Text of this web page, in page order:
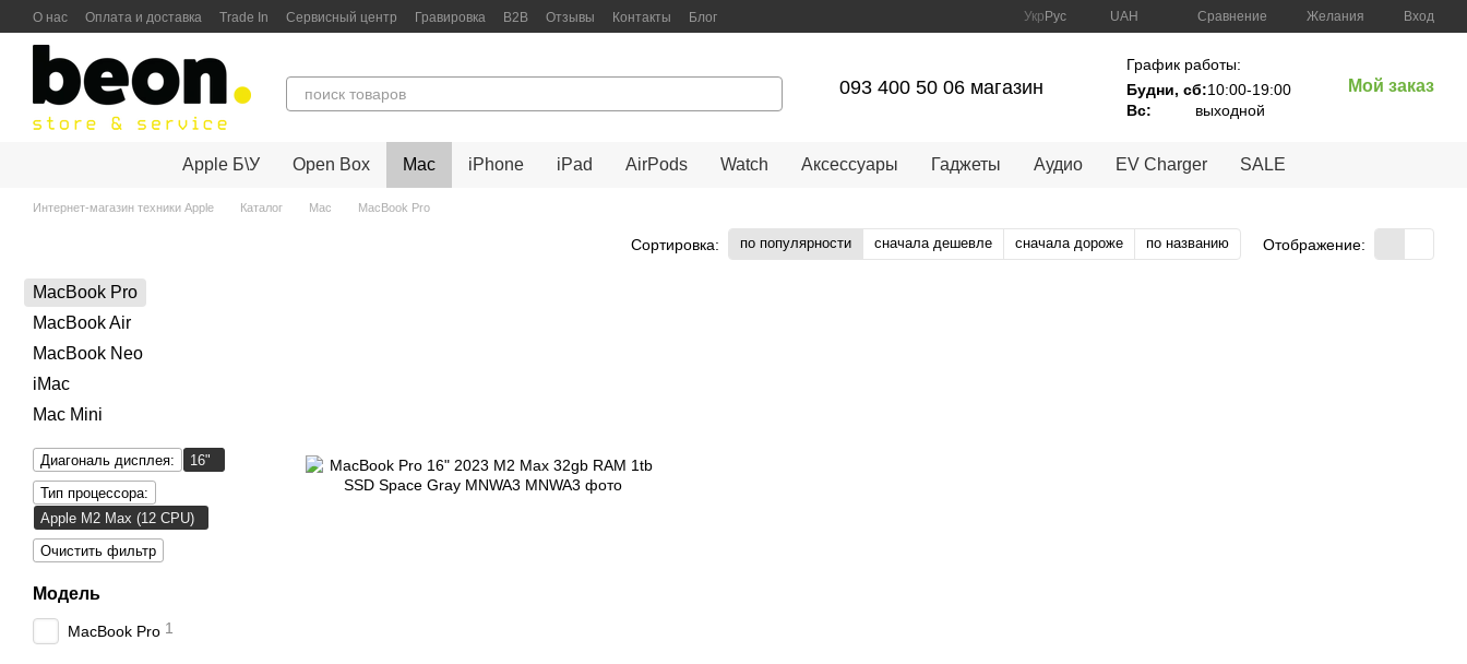
Перейти к основному контенту
О нас Оплата и доставка Trade In Сервисный центр Гравировка B2B Отзывы Контакты
Блог
Укр Рус UAH Сравнение Желания Вход
093 400 50 06 магазин
График работы:
Будни, сб:10:00-19:00
Вc:
выходной
Мой заказ
Apple Б\У Open Box Mac iPhone iPad AirPods Watch Аксессуары Гаджеты Аудио EV Charger SALE
Интернет-магазин техники Apple Каталог Mac MacBook Pro
Сортировка: по популярности сначала дешевле сначала дороже по названию Отображение:
MacBook Pro
MacBook Air
MacBook Neo
iMac
Mac Mini
Диагональ дисплея:
16"
Тип процессора:
Apple M2 Max (12 CPU)
Очистить фильтр
Модель
MacBook Pro 1